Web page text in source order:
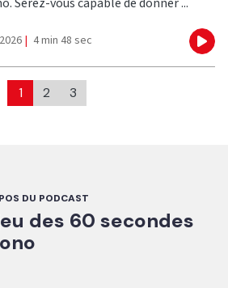
| 4 min 48 sec
1 2 3
DU PODCAST
des 60 secondes